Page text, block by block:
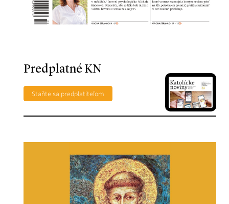
Predplatné KN
Staňte sa predplatiteľom